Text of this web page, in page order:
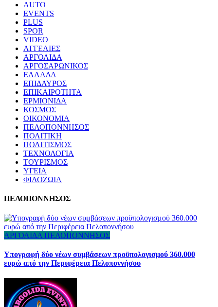
AUTO
EVENTS
PLUS
SPOR
VIDEO
ΑΓΓΕΛΙΕΣ
ΑΡΓΟΛΙΔΑ
ΑΡΓΟΣΑΡΩΝΙΚΟΣ
ΕΛΛΑΔΑ
ΕΠΙΔΑΥΡΟΣ
ΕΠΙΚΑΙΡΟΤΗΤΑ
ΕΡΜΙΟΝΙΔΑ
ΚΟΣΜΟΣ
ΟΙΚΟΝΟΜΙΑ
ΠΕΛΟΠΟΝΝΗΣΟΣ
ΠΟΛΙΤΙΚΗ
ΠΟΛΙΤΙΣΜΟΣ
ΤΕΧΝΟΛΟΓΙΑ
ΤΟΥΡΙΣΜΟΣ
ΥΓΕΙΑ
ΦΙΛΟΖΩΙΑ
ΠΕΛΟΠΟΝΝΗΣΟΣ
ΑΡΓΟΛΙΔΑ ΠΕΛΟΠΟΝΝΗΣΟΣ
Υπογραφή δύο νέων συμβάσεων προϋπολογισμού 360.000
ευρώ από την Περιφέρεια Πελοποννήσου